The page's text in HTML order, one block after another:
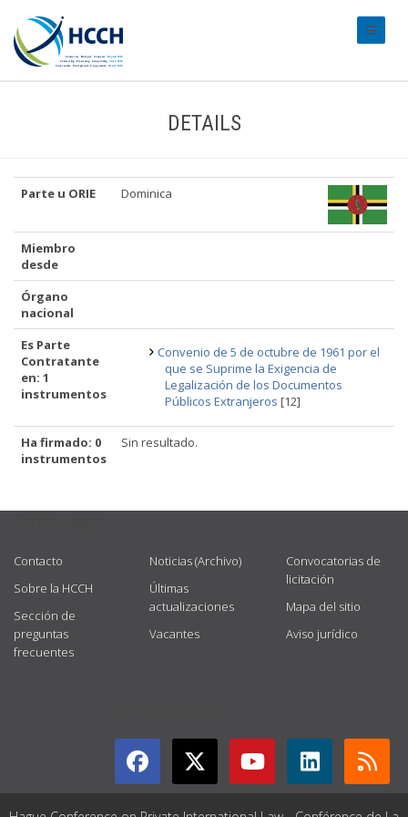
DETAILS
Parte u ORIE Dominica
Miembro
desde
Órgano
nacional
Es Parte
Contratante
en: 1
instrumentos
Convenio de 5 de octubre de 1961 por el
que se Suprime la Exigencia de
Legalización de los Documentos
Públicos Extranjeros [12]
Ha firmado: 0
instrumentos
Sin resultado.
Contacto
Sobre la HCCH
Sección de
preguntas
frecuentes
Noticias (Archivo)
Últimas
actualizaciones
Vacantes
Convocatorias de
licitación
Mapa del sitio
Aviso jurídico